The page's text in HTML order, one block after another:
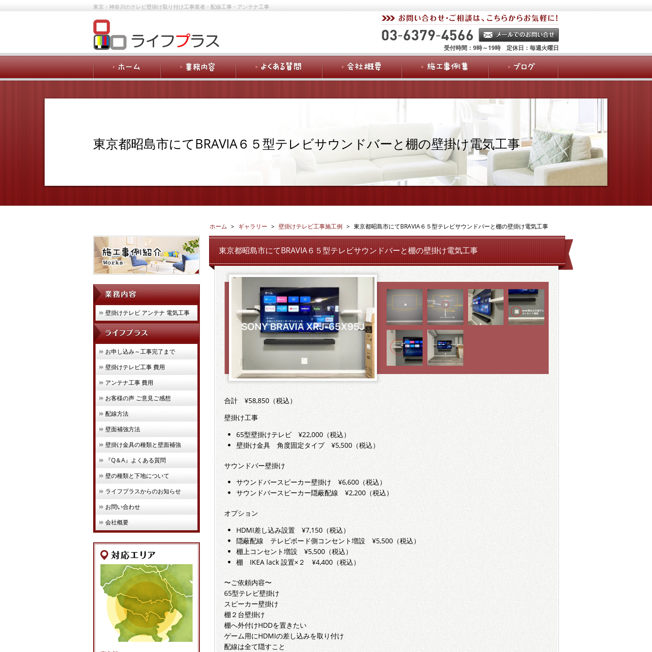
東京・神奈川のテレビ壁掛け取り付け工事業者・配線工事・アンテナ工事
受付時間：9時～19時 定休日：毎週火曜日
東京都昭島市にてBRAVIA６５型テレビサウンドバーと棚の壁掛け電気工事
ホーム ギャラリー 壁掛けテレビ工事施工例 東京都昭島市にてBRAVIA６５型テレビサウンドバーと棚の壁掛け電気工事
東京都昭島市にてBRAVIA６５型テレビサウンドバーと棚の壁掛け電気工事
合計 ¥58,850（税込）
壁掛け工事
65型壁掛けテレビ ¥22,000（税込）
壁掛け金具 角度固定タイプ ¥5,500（税込）
サウンドバー壁掛け
サウンドバースピーカー壁掛け ¥6,600（税込）
サウンドバースピーカー隠蔽配線 ¥2,200（税込）
オプション
HDMI差し込み設置 ¥7,150（税込）
隠蔽配線 テレビボード側コンセント増設 ¥5,500（税込）
棚上コンセント増設 ¥5,500（税込）
棚 IKEA lack 設置×２ ¥4,400（税込）
〜ご依頼内容〜
65型テレビ壁掛け
スピーカー壁掛け
棚２台壁掛け
棚へ外付けHDDを置きたい
ゲーム用にHDMIの差し込みを取り付け
配線は全て隠すこと
壁掛けテレビ アンテナ 電気工事
お申し込み～工事完了まで
壁掛けテレビ工事 費用
アンテナ工事 費用
お客様の声 ご意見ご感想
配線方法
壁面補強方法
壁掛け金具の種類と壁面補強
『Q＆A』よくある質問
壁の種類と下地について
ライフプラスからのお知らせ
お問い合わせ
会社概要